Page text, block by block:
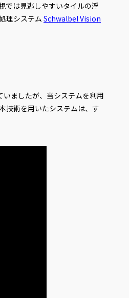
では見逃しやすいタイルの浮
理システム Schwalbel Vision
ましたが、当システムを利用
技術を用いたシステムは、す